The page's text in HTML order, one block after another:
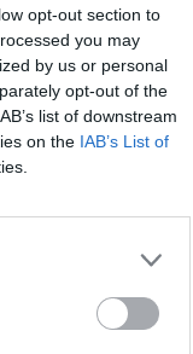
opt-out section to
you may
by us or personal
opt-out of the
list of downstream
on the IAB’s List of